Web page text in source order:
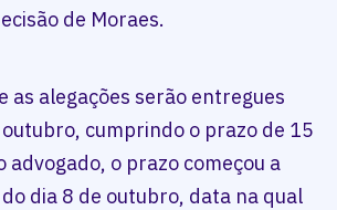
de Moraes.
as alegações serão entregues
cumprindo o prazo de 15
advogado, o prazo começou a
dia 8 de outubro, data na qual